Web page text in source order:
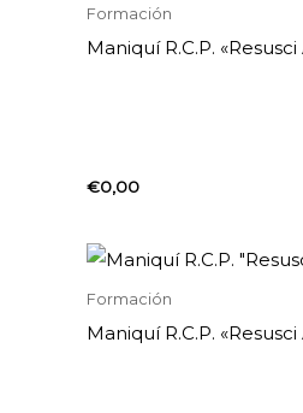
Formación
Maniquí R.C.P.
€0,00
Formación
Maniquí R.C.P.